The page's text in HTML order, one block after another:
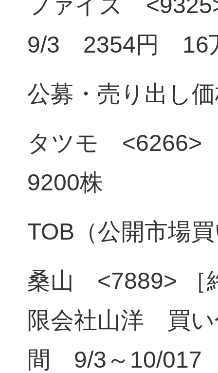
9/3 2354円 16
公募・売り出し
タツモ <6266>
9200株
TOB（公開市場
桑山 <7889> ［
限会社山洋 買
間 9/3～10/017